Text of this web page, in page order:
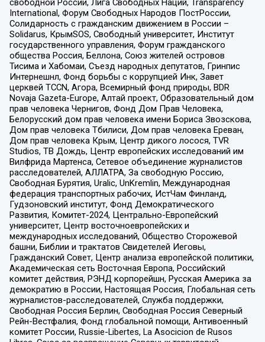
International, Форум Свободных Народов ПостРоссии,
Солидарность с гражданским движением в России –
Solidarus, КрымSOS, Свободный университет, Институт
государственного управления, Форум гражданского
общества Россия, Беллона, Союз жителей островов
Тисима и Хабомаи, Съезд народных депутатов, Гринпис
Интернешнл, Фонд борьбы с коррупцией Инк, Завет
церквей TCCN, Агора, Всемирный фонд природы, BDR
Novaja Gazeta-Europe, Алтай проект, Образовательный дом
прав человека Чернигов, Фонд Дом Прав Человека,
Белорусский дом прав человека имени Бориса Звозскова,
Дом прав человека Тбилиси, Дом прав человека Ереван,
Дом прав человека Крым, Центр дикого лосося, TVR
Studios, ТВ Дождь, Центр европейских исследований им
Вилфрида Мартенса, Сетевое объединение журналистов
расследователей, АЛЛАТРА, За свободную Россию,
Свободная Бурятия, Uralic, UnKremlin, Международная
федерация транспортных рабочих, ИстЧам Финланд,
Гудзоновский институт, Фонд Демократического
Развития, Комитет-2024, Центрально-Европейский
университет, Центр восточноевропейских и
международных исследований, Общество Сторожевой
башни, Библии и трактатов Свидетелей Иеговы,
Гражданский Совет, Центр анализа европейской политики,
Академическая сеть Восточная Европа, Российский
комитет действия, РЭНД корпорейшн, Русская Америка за
демократию в России, Настоящая Россия, Глобальная сеть
журналистов-расследователей, Служба поддержки,
Свободная Россия Берлин, Свободная Россия Северный
Рейн-Вестфалия, Фонд глобальной помощи, Антивоенный
комитет России, Russie-Libertes, La Asocicion de Rusos